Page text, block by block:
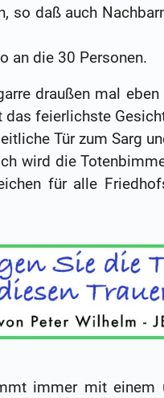
so daß auch
an die 30 Personen.
draußen mal
feierlichste
Tür zum Sarg
wird die
für alle
immer mit einem